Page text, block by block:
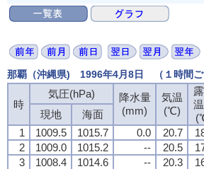
那覇（沖縄県) 1996年4月8日 （１時間ご
時
気圧(hPa)
降水量
(mm)
気温
(℃)
現地
海面
1
1009.5 1015.7 0.0 20.7
2
1009.0 1015.2 -- 20.5
3
1008.4 1014.6 -- 20.3
時
気圧(hPa)
降水量
(mm)
気温
(℃)
現地
海面
1
1009.5 1015.7 0.0 20.7
2
1009.0 1015.2 -- 20.5
3
1008.4 1014.6 -- 20.3
時
気圧(hPa)
降水量
(mm)
気温
(℃)
現地
海面
1
1009.5 1015.7 0.0 20.7
2
1009.0 1015.2 -- 20.5
3
1008.4 1014.6 -- 20.3
時
気圧(hPa)
降水量
(mm)
気温
(℃)
現地
海面
1
1009.5 1015.7 0.0 20.7
2
1009.0 1015.2 -- 20.5
3
1008.4 1014.6 -- 20.3